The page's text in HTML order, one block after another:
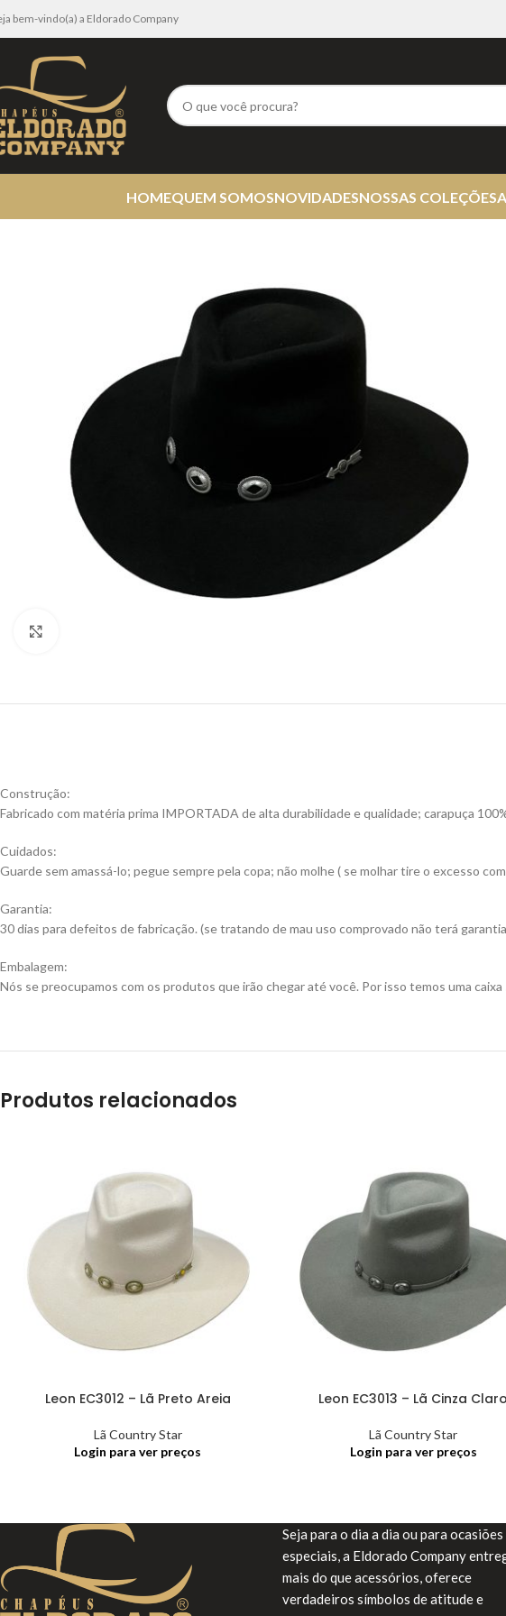
bem-vindo(a) a Eldorado Company
HOMEQUEM SOMOSNOVIDADESNOSSAS COLEÇÕES
Construção:
Fabricado com matéria prima IMPORTADA de alta durabilidade e qualidade; carapuça
Cuidados:
Guarde sem amassá-lo; pegue sempre pela copa; não molhe ( se molhar tire o excesso
Garantia:
30 dias para defeitos de fabricação. (se tratando de mau uso comprovado não terá
Embalagem:
Nós se preocupamos com os produtos que irão chegar até você. Por isso temos uma
Produtos relacionados
Leon EC3012 – Lã Preto Areia
Lã Country Star
Login para ver preços
Leon EC3013 – Lã Cinza Claro
Lã Country Star
Login para ver preços
Seja para o dia a dia ou para ocasiões
especiais, a Eldorado Company
mais do que acessórios, oferece
verdadeiros símbolos de atitude e